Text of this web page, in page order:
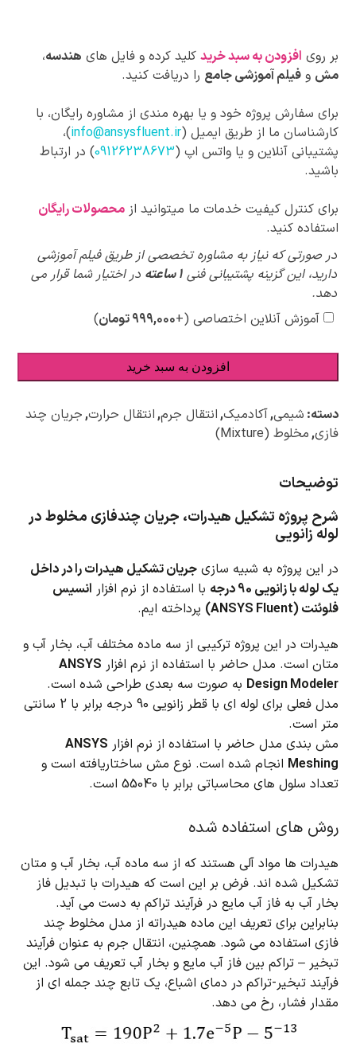
بر روی افزودن به سبد خرید کلید کرده و فایل های هندسه،
مش وفیلم آموزشی جامع را دریافت کنید.
برای سفارش پروژه خود و یا بهره مندی از مشاوره رایگان، با
کارشناسان ما از طریق ایمیل (info@ansysfluent.ir)،
پشتیبانی آنلاین و یا واتس اپ (09126238673) در ارتباط
باشید.
برای کنترل کیفیت خدمات ما میتوانید ازمحصولات رایگان
استفاده کنید.
پیشنهادات
ویژه
در صورتی که نیاز به مشاوره تخصصی از طریق فیلم آموزشی
دارید، این گزینه پشتیبانی فنی1 ساعته
در اختیار شما قرار می
دهد.
آموزش آنلاین اختصاصی (+۹۹۹,۰۰۰تومان)
افزودن به سبد خرید
دسته: شیمی,آکادمیک,انتقال جرم,انتقال حرارت,جریان چند
فازی,مخلوط (Mixture)
توضیحات
شرح پروژه تشکیل هیدرات، جریان چندفازی مخلوط در
لوله زانویی
در این پروژه به شبیه سازیجریان تشکیل هیدرات را در داخل
یک لوله با زانویی 90 درجه
با استفاده از نرم افزار انسیس
فلوئنت (ANSYS Fluent)
پرداخته ایم.
هیدرات در این پروژه ترکیبی از سه ماده مختلف آب، بخار آب و
متان است. مدل حاضر با استفاده از نرم افزار ANSYS
Design Modeler به صورت سه بعدی طراحی شده است.
مدل فعلی برای لوله ای با قطر زانویی 90 درجه برابر با 2 سانتی
متر است.
مش بندی مدل حاضر با استفاده از نرم افزار ANSYS
Meshing انجام شده است. نوع مش ساختاریافته است و
تعداد سلول های محاسباتی برابر با 55040 است.
روش های استفاده شده
هیدرات ها مواد آلی هستند که از سه ماده آب، بخار آب و متان
تشکیل شده اند. فرض بر این است که هیدرات با تبدیل فاز
بخار آب به فاز آب مایع در فرآیند تراکم به دست می آید.
بنابراین برای تعریف این ماده هیدراته از مدل مخلوط چند
فازی استفاده می شود. همچنین، انتقال جرم به عنوان فرآیند
تبخیر – تراکم بین فاز آب مایع و بخار آب تعریف می شود. این
فرآیند تبخیر-تراکم در دمای اشباع، یک تابع چند جمله ای از
مقدار فشار، رخ می دهد.